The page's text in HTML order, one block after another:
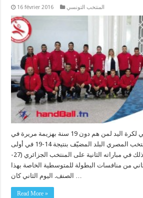
16 février 2016 المنتخب التونسي
مُنِيَ المنتخب التونسي لكرة اليد لمن هم دون 19 سنة بهزيمة مريرة في
الإسكندرية أمام المنتخب المصري البلد المضيّف بنتيجة 14-19 في أولى
مبارياته في ،لينتصر بعد ذلك في مباراته الثانية على المنتخب الجزائري (27-
من منافسات البطولة للمتوسطية الخاصة بهذا
الصنف. اليوم الثاني كان …
Read More »